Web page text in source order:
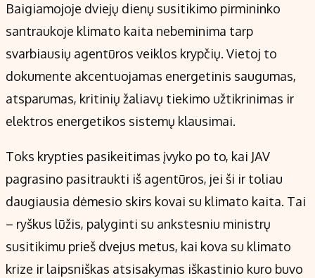
Baigiamojoje dviejų dienų susitikimo pirmininko
santraukoje klimato kaita nebeminima tarp
svarbiausių agentūros veiklos krypčių. Vietoj to
dokumente akcentuojamas energetinis saugumas,
atsparumas, kritinių žaliavų tiekimo užtikrinimas ir
elektros energetikos sistemų klausimai.
Toks krypties pasikeitimas įvyko po to, kai JAV
pagrasino pasitraukti iš agentūros, jei ši ir toliau
daugiausia dėmesio skirs kovai su klimato kaita. Tai
– ryškus lūžis, palyginti su ankstesniu ministrų
susitikimu prieš dvejus metus, kai kova su klimato
krize ir laipsniškas atsisakymas iškastinio kuro buvo